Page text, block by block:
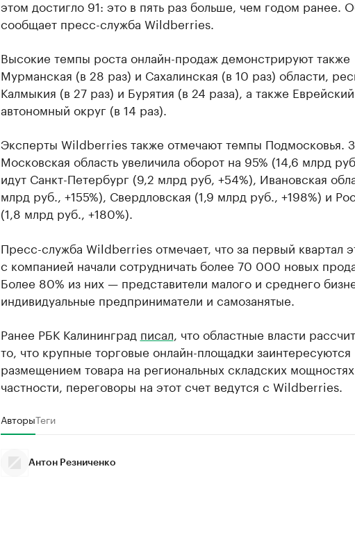
этом достигло 91: это в пять раз больше, чем годом ранее.
сообщает пресс-служба Wildberries.
Высокие темпы роста онлайн-продаж демонстрируют также
Мурманская (в 28 раз) и Сахалинская (в 10 раз) области,
Калмыкия (в 27 раз) и Бурятия (в 24 раза), а также Еврейский
автономный округ (в 14 раз).
Эксперты Wildberries также отмечают темпы Подмосковья.
Московская область увеличила оборот на 95% (14,6 млрд
идут Санкт-Петербург (9,2 млрд руб, +54%), Ивановская
млрд руб., +155%), Свердловская (1,9 млрд руб., +198%) и
(1,8 млрд руб., +180%).
Пресс-служба Wildberries отмечает, что за первый квартал
с компанией начали сотрудничать более 70 000 новых
Более 80% из них — представители малого и среднего
индивидуальные предприниматели и самозанятые.
Ранее РБК Калининград писал , что областные власти
то, что крупные торговые онлайн-площадки заинтересуются
размещением товара на региональных складских
частности, переговоры на этот счет ведутся с Wildberries.
АвторыТеги
Антон Резниченко